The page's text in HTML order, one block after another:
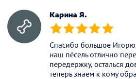
Карина Я.
(*) (*) (*) (*) (*)
Спасибо большое
наш пёсель отлично
передержку, осталься
теперь знаем к кому